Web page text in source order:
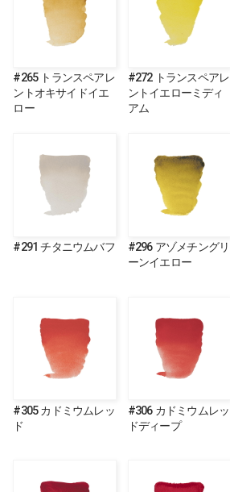
#265 トランスペアレ
ントオキサイドイエ
ロー
#272 トランスペアレ
ントイエローミディ
アム
#291 チタニウムバフ
#296 アゾメチングリ
ーンイエロー
#305 カドミウムレッ
ド
#306 カドミウムレッ
ドディープ